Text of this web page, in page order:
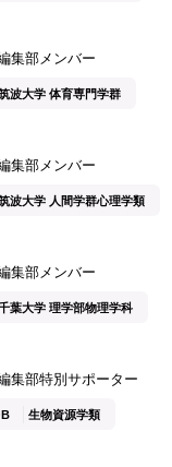
集部メンバー
波大学 体育専門学群
集部メンバー
波大学 人間学群心理学類
集部メンバー
葉大学 理学部物理学科
集部特別サポーター
生物資源学類